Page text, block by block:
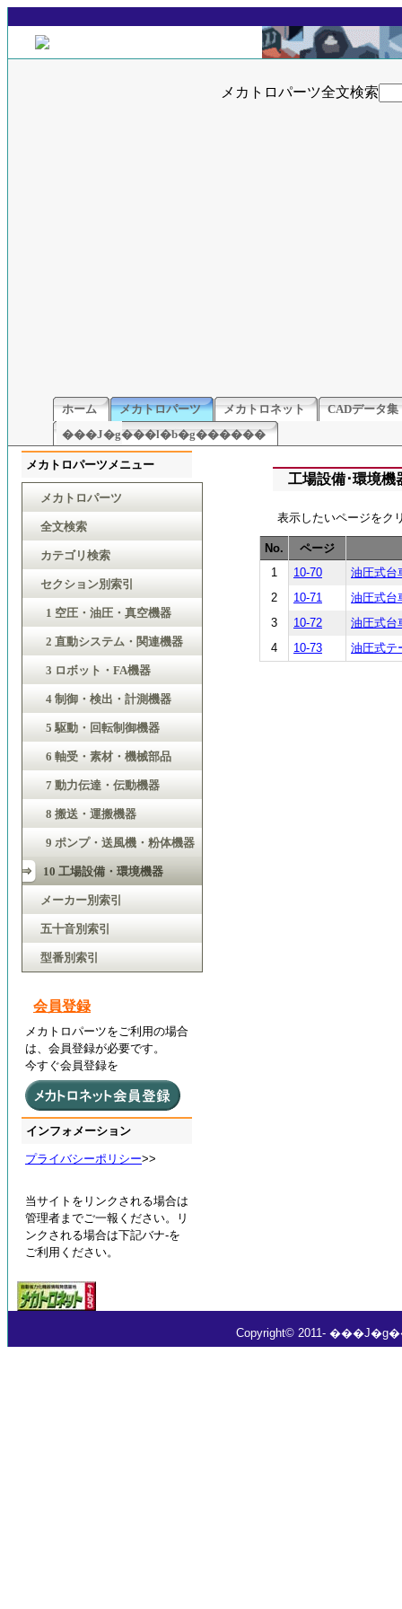
メカトロパーツ全文検索
ホーム メカトロパーツ メカトロネット
CADデータ集
���J�g���l�b�g������
工場設備･環境機
表示したいページをク
No.
ページ
1
10-70
油圧式台
2
10-71
油圧式台
3
10-72
油圧式台
4
10-73 油圧式テ
メカトロパーツメニュー
メカトロパーツ
全文検索
カテゴリ検索
セクション別索引
1 空圧・油圧・真空機器
2 直動システム・関連機器
3 ロボット・FA機器
4 制御・検出・計測機器
5 駆動・回転制御機器
6 軸受・素材・機械部品
7 動力伝達・伝動機器
8 搬送・運搬機器
9 ポンプ・送風機・粉体機器
10 工場設備・環境機器
メーカー別索引
五十音別索引
型番別索引
会員登録
メカトロパーツをご利用の場合
は、会員登録が必要です。
今すぐ会員登録を
インフォメーション
プライバシーポリシー>>
当サイトをリンクされる場合は
管理者までご一報ください。リ
ンクされる場合は下記バナ-を
ご利用ください。
Copyright© 2011-